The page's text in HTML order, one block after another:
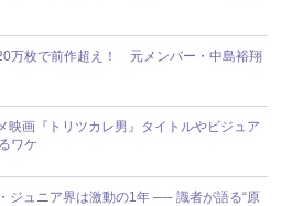
万枚で前作超え！ 元メンバー・中島裕翔
映画『トリツカレ男』タイトルやビジュア
ワケ
ジュニア界は激動の1年 ── 識者が語る“原